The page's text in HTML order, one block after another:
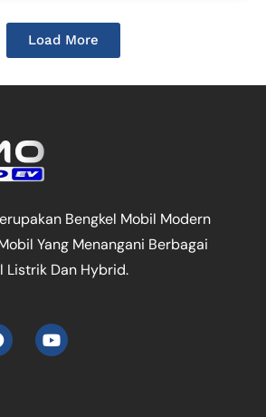
Load More
Bengkel Mobil Modern
Yang Menangani Berbagai
Listrik Dan Hybrid.